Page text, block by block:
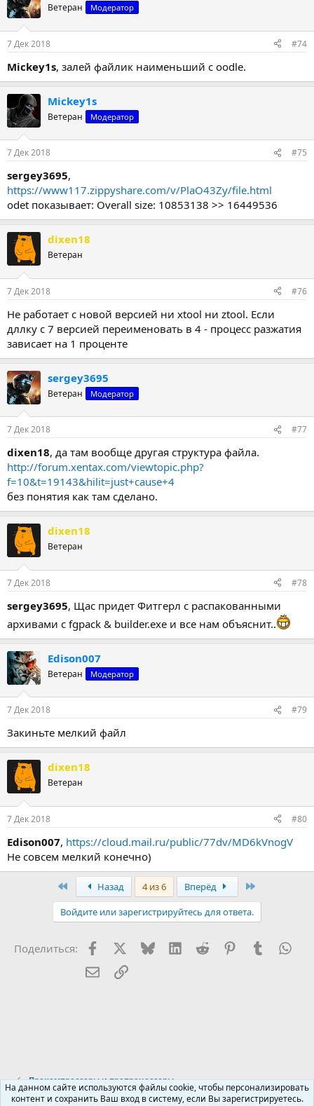
Ветеран Модератор
7 Дек 2018 #74
Mickey1s, залей файлик наименьший с oodle.
Mickey1s
Ветеран Модератор
7 Дек 2018 #75
sergey3695,
https://www117.zippyshare.com/v/PlaO43Zy/file.html
odet показывает: Overall size: 10853138 >> 16449536
dixen18
Ветеран
7 Дек 2018 #76
Не работает с новой версией ни xtool ни ztool. Если
дллку с 7 версией переименовать в 4 - процесс разжатия
зависает на 1 проценте
sergey3695
Ветеран Модератор
7 Дек 2018 #77
dixen18, да там вообще другая структура файла.
http://forum.xentax.com/viewtopic.php?
f=10&t=19143&hilit=just+cause+4
без понятия как там сделано.
dixen18
Ветеран
7 Дек 2018 #78
sergey3695, Щас придет Фитгерл с распакованными
архивами с fgpack & builder.exe и все нам объяснит..
Edison007
Ветеран Модератор
7 Дек 2018 #79
Закиньте мелкий файл
dixen18
Ветеран
7 Дек 2018 #80
Edison007, https://cloud.mail.ru/public/77dv/MD6kVnogV
Не совсем мелкий конечно)
Назад 4 из 6 Вперёд
Войдите или зарегистрируйтесь для ответа.
Поделиться: FacebookX (Twitter)
BlueskyLinkedInReddit PinterestTumblr
Электронная почта
Ссылка
Прекомпрессоры и препроцессоры
На данном сайте используются файлы cookie, чтобы персонализировать
контент и сохранить Ваш вход в систему, если Вы зарегистрируетесь.